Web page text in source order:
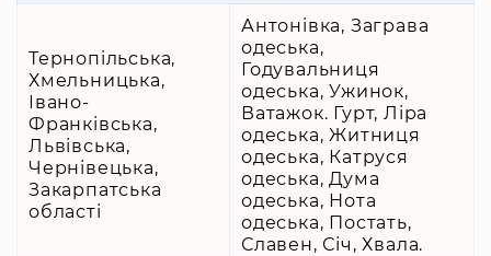
Тернопільська,
Хмельницька,
Івано-
Франківська,
Львівська,
Чернівецька,
Закарпатська
області
Антонівка, Заграва
одеська,
Годувальниця
одеська, Ужинок,
Ватажок. Гурт, Ліра
одеська, Житниця
одеська, Катруся
одеська, Дума
одеська, Нота
одеська, Постать,
Славен, Січ, Хвала.